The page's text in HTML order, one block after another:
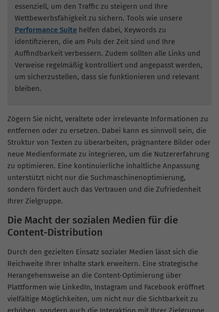
essenziell, um den Traffic zu steigern und Ihre
Wettbewerbsfähigkeit zu sichern. Tools wie unsere
Performance Suite helfen dabei, Keywords zu
identifizieren, die am Puls der Zeit sind und Ihre
Auffindbarkeit verbessern. Zudem sollten alle Links und
Verweise regelmäßig kontrolliert und angepasst werden,
um sicherzustellen, dass sie funktionieren und relevant
bleiben.
Zögern Sie nicht, veraltete oder irrelevante Informationen zu
entfernen oder zu ersetzen. Dabei kann es sinnvoll sein, die
Struktur von Texten zu überarbeiten, prägnantere Bilder oder
neue Medienformate zu integrieren, um die Nutzererfahrung
zu optimieren. Eine kontinuierliche inhaltliche Anpassung
unterstützt nicht nur die Suchmaschinenoptimierung,
sondern fördert auch das Vertrauen und die Zufriedenheit
Ihrer Zielgruppe.
Die Macht der sozialen Medien für die
Content-Distribution
Durch den gezielten Einsatz sozialer Medien lässt sich die
Reichweite Ihrer Inhalte stark erweitern. Eine strategische
Herangehensweise an die Content-Optimierung über
Plattformen wie LinkedIn, Instagram und Facebook eröffnet
vielfältige Möglichkeiten, um nicht nur die Sichtbarkeit zu